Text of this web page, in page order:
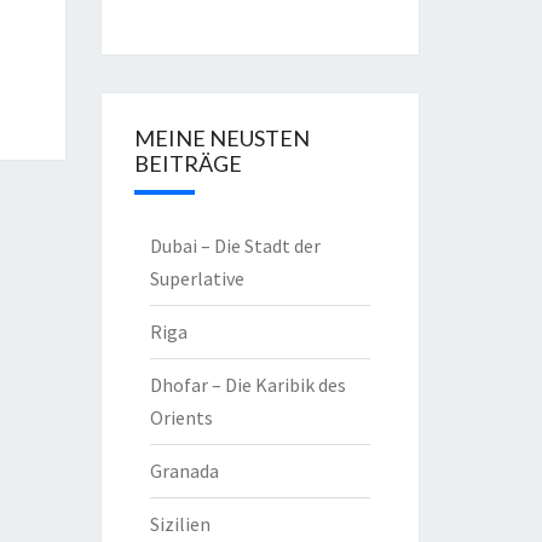
MEINE NEUSTEN
BEITRÄGE
Dubai – Die Stadt der
Superlative
Riga
Dhofar – Die Karibik des
Orients
Granada
Sizilien